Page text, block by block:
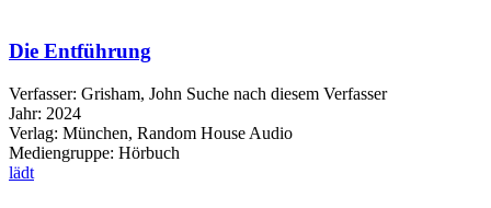
Die Entführung
Verfasser: Grisham, John Suche nach diesem Verfasser
Jahr: 2024
Verlag: München, Random House Audio
Mediengruppe: Hörbuch
lädt